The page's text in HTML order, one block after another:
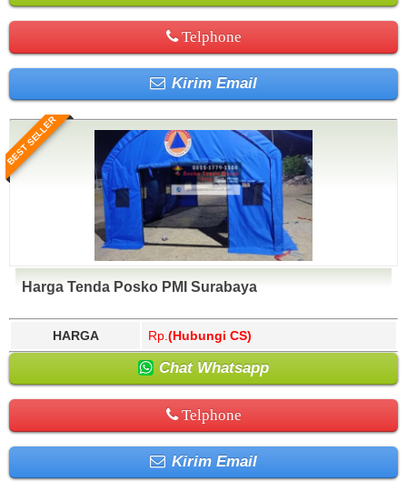
Telphone
Kirim Email
BEST SELLER
Harga Tenda Posko PMI Surabaya
HARGA Rp. (Hubungi CS)
Chat Whatsapp
Telphone
Kirim Email